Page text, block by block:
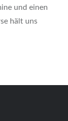
und einen
hält uns